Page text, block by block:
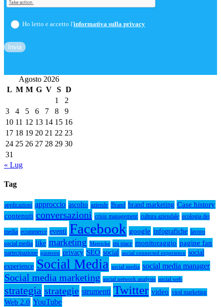
Ho letto e accetto l'informativa sulla privacy
Agosto 2026
L M M G V S D
1
2
3
4 5 6 7 8
9
10 11 12 13 14 15 16
17 18 19 20 21 22 23
24 25 26 27 28 29 30
31
« Lug
Tag
applicazioni approccio ascolto aziende Brand brand marketing Case history
contenuti conversazioni crisis management cultura aziendale ecologia dei
media ecommerce eventi Facebook google infografiche lavoro
social media like marketing Metriche mi piace monitoraggio pagine fan
partecipazione pinterest privacy SEO social social connected experience social
experience Social Media social media social media manager
Social media marketing social network analysis social web
strategia strategie strumenti Twitter video viral marketing
Web 2.0 YouTube